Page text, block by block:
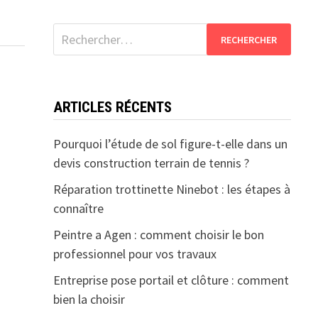
Rechercher :
ARTICLES RÉCENTS
Pourquoi l’étude de sol figure-t-elle dans un
devis construction terrain de tennis ?
Réparation trottinette Ninebot : les étapes à
connaître
Peintre a Agen : comment choisir le bon
professionnel pour vos travaux
Entreprise pose portail et clôture : comment
bien la choisir